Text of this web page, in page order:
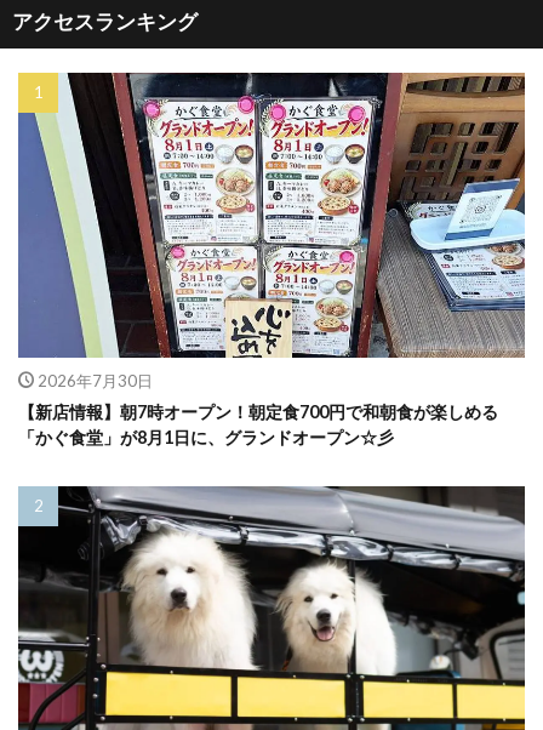
アクセスランキング
2026年7月30日
【新店情報】朝7時オープン！朝定食700円で和朝食が楽しめる
「かぐ食堂」が8月1日に、グランドオープン☆彡